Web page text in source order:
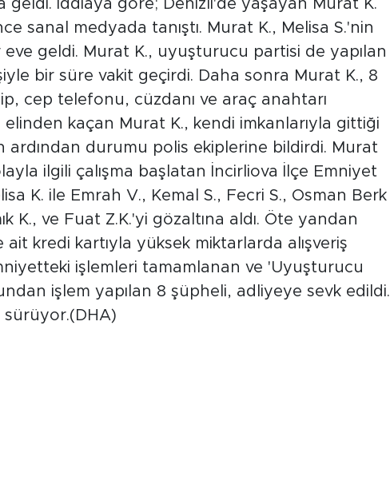
geldi. İddiaya göre; Denizli'de yaşayan Murat K.
sanal medyada tanıştı. Murat K., Melisa S.'nin
eve geldi. Murat K., uyuşturucu partisi de yapılan
bir süre vakit geçirdi. Daha sonra Murat K., 8
cep telefonu, cüzdanı ve araç anahtarı
kaçan Murat K., kendi imkanlarıyla gittiği
ardından durumu polis ekiplerine bildirdi. Murat
ilgili çalışma başlatan İncirliova İlçe Emniyet
K. ile Emrah V., Kemal S., Fecri S., Osman Berk
K., ve Fuat Z.K.'yi gözaltına aldı. Öte yandan
kredi kartıyla yüksek miktarlarda alışveriş
işlemleri tamamlanan ve 'Uyuşturucu
işlem yapılan 8 şüpheli, adliyeye sevk edildi.